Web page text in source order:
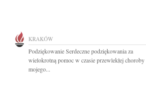
KRAKÓW
Podziękowanie Serdeczne podziękowania za
wielokrotną pomoc w czasie przewlekłej choroby
mojego...